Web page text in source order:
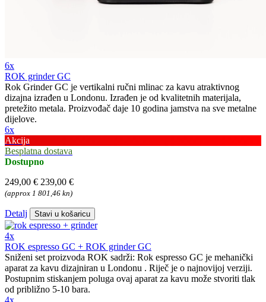
6x
ROK grinder GC
Rok Grinder GC je vertikalni ručni mlinac za kavu atraktivnog
dizajna izrađen u Londonu. Izrađen je od kvalitetnih materijala,
pretežito metala. Proizvođač daje 10 godina jamstva na sve metalne
dijelove.
6x
Akcija
Besplatna dostava
Dostupno
249,00 € 239,00 €
(approx 1 801,46 kn)
Detalj Stavi u košaricu
4x
ROK espresso GC + ROK grinder GC
Sniženi set proizvoda ROK sadrži: Rok espresso GC je mehanički
aparat za kavu dizajniran u Londonu . Riječ je o najnovijoj verziji.
Postupnim stiskanjem poluga ovaj aparat za kavu može stvoriti tlak
od približno 5-10 bara.